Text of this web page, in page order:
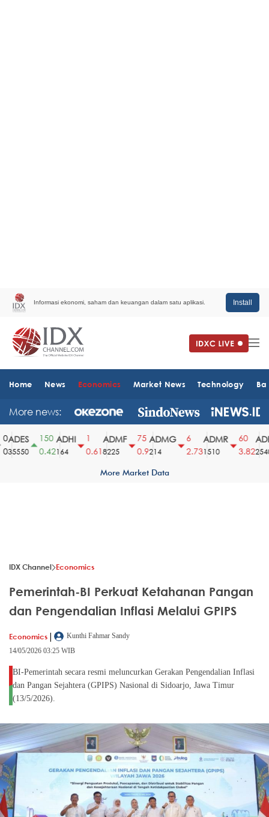
Informasi ekonomi, saham dan keuangan dalam satu aplikasi. Install
Home News Economics Market News Technology
More news:
ADES
35550
150
0.42
ADHI
164
0.61
ADMF
8225
75
0.9
ADMG
214
2.73
ADMR
1510
60
3.822540
More Market Data
IDX Channel Economics
Pemerintah-BI Perkuat Ketahanan Pangan
dan Pengendalian Inflasi Melalui GPIPS
Economics |
Kunthi Fahmar Sandy
14/05/2026 03:25 WIB
BI-Pemerintah secara resmi meluncurkan Gerakan Pengendalian Inflasi
dan Pangan Sejahtera (GPIPS) Nasional di Sidoarjo, Jawa Timur
(13/5/2026).